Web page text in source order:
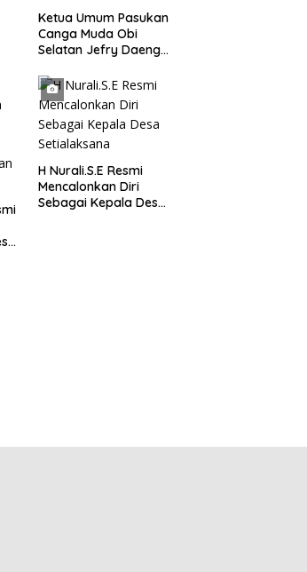
Ketua Umum Pasukan
Canga Muda Obi
Selatan Jefry Daeng
Metode Pengambilan
Sampel Air Laut di
Laut yang Bersih
H Nurali.S.E Resmi
Mencalonkan Diri
Sebagai Kepala Desa